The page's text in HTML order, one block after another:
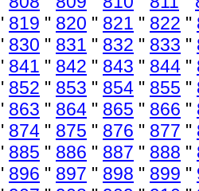
819 " 820 " 821 " 822 "
830 " 831 " 832 " 833 "
841 " 842 " 843 " 844 "
852 " 853 " 854 " 855 "
863 " 864 " 865 " 866 "
874 " 875 " 876 " 877 "
885 " 886 " 887 " 888 "
896 " 897 " 898 " 899 "